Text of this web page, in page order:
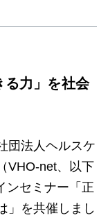
る力」を社会
団法人ヘルスケ
VHO-net、以下
ンセミナー「正
」を共催しまし